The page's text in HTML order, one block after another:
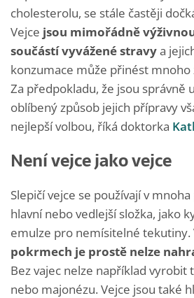
cholesterolu, se stále častěji
Vejce jsou mimořádně
součástí vyvážené stravya
konzumace může přinést mnoho
Za předpokladu, že jsou správně
oblíbený způsob jejich přípravy
nejlepší volbou, říká doktorka
Není vejce jako vejce
Slepičí vejce se používají v
hlavní nebo vedlejší složka, jako
emulze pro nemísitelné tekutiny.
pokrmech je prostě nelze
Bez vajec nelze například vyrobit
nebo majonézu. Vejce jsou také